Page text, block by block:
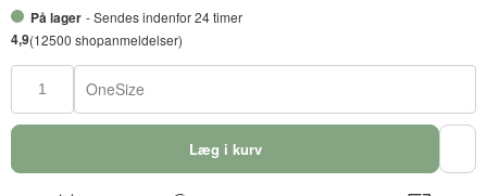
På lager - Sendes indenfor 24 timer
4,9(12500 shopanmeldelser)
OneSize
Læg i kurv